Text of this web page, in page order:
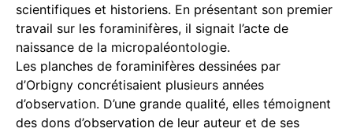
scientifiques et historiens. En présentant son premier
travail sur les foraminifères, il signait l’acte de
naissance de la micropaléontologie.
Les planches de foraminifères dessinées par
d’Orbigny concrétisaient plusieurs années
d’observation. D’une grande qualité, elles témoignent
des dons d’observation de leur auteur et de ses